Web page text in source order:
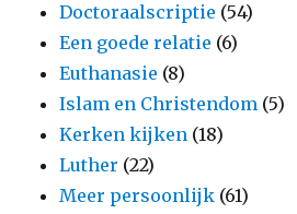
Doctoraalscriptie (54)
Een goede relatie (6)
Euthanasie (8)
Islam en Christendom (5)
Kerken kijken (18)
Luther (22)
Meer persoonlijk (61)